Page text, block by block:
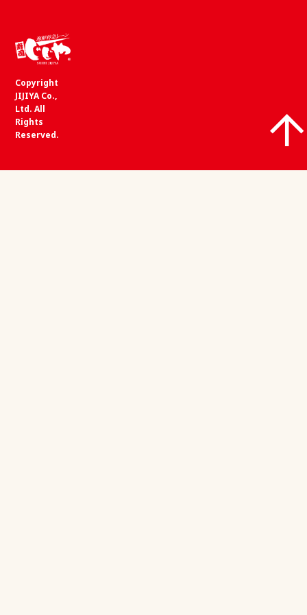
Copyright
JIJIYA Co.,
Ltd. All
Rights
Reserved.